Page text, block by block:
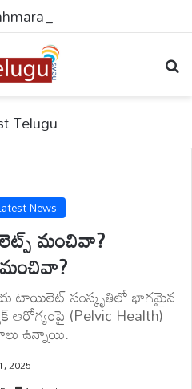
News
మంచివా?
టాయిలెట్ సంస్కృతిలో భాగమైన
ఆరోగ్యంపై (Pelvic Health)
ఉన్నాయి.
2025